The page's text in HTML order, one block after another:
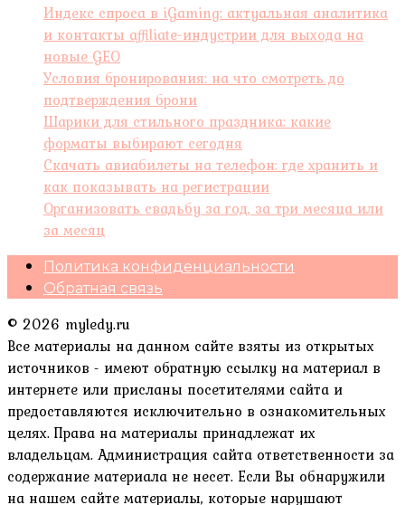
Индекс спроса в iGaming: актуальная аналитика
и контакты affiliate-индустрии для выхода на
новые GEO
Условия бронирования: на что смотреть до
подтверждения брони
Шарики для стильного праздника: какие
форматы выбирают сегодня
Скачать авиабилеты на телефон: где хранить и
как показывать на регистрации
Организовать свадьбу за год, за три месяца или
за месяц
Политика конфиденциальности
Обратная связь
© 2026 myledy.ru
Все материалы на данном сайте взяты из открытых
источников - имеют обратную ссылку на материал в
интернете или присланы посетителями сайта и
предоставляются исключительно в ознакомительных
целях. Права на материалы принадлежат их
владельцам. Администрация сайта ответственности за
содержание материала не несет. Если Вы обнаружили
на нашем сайте материалы, которые нарушают